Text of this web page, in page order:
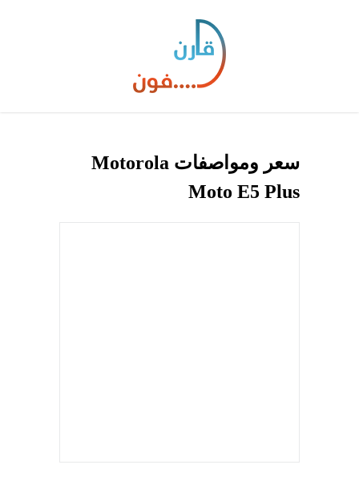
سعر ومواصفات Motorola
Moto E5 Plus